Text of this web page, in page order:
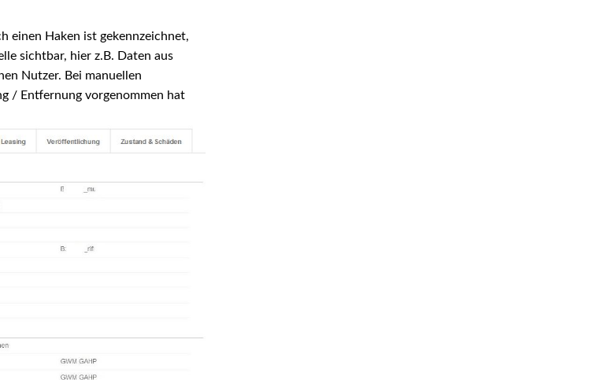
einen Haken ist gekennzeichnet,
sichtbar, hier z.B. Daten aus
Nutzer. Bei manuellen
/ Entfernung vorgenommen hat